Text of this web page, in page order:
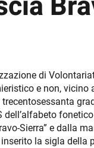
di
e non, vicino
fonetico
Sierra” e dalla
inserito la sigla della